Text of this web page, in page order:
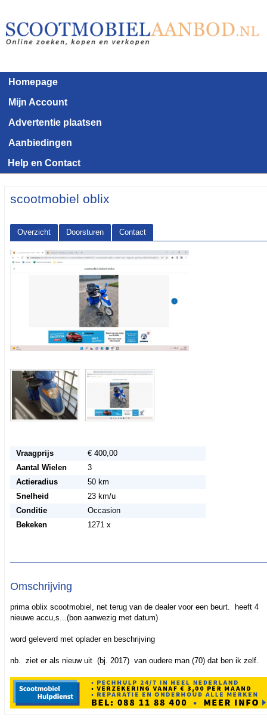
Homepage
Mijn Account
Advertentie plaatsen
Aanbiedingen
Help en Contact
scootmobiel oblix
Overzicht Doorsturen
Contact
<< Terug naar het advertentie overzicht
Vraagprijs
€ 400,00
Aantal Wielen
3
Actieradius
50 km
Snelheid
23 km/u
Conditie
Occasion
Bekeken
1271 x
Omschrijving
prima oblix scootmobiel, net terug van de dealer voor een beurt. heeft 4
nieuwe accu,s...(bon aanwezig met datum)
word geleverd met oplader en beschrijving
nb. ziet er als nieuw uit (bj. 2017) van oudere man (70) dat ben ik zelf.